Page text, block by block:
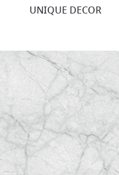
UNIQUE DECOR